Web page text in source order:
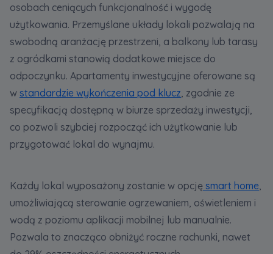
osobach ceniących funkcjonalność i wygodę
użytkowania. Przemyślane układy lokali pozwalają na
swobodną aranżację przestrzeni, a balkony lub tarasy
z ogródkami stanowią dodatkowe miejsce do
odpoczynku. Apartamenty inwestycyjne oferowane są
w standardzie wykończenia pod klucz , zgodnie ze
specyfikacją dostępną w biurze sprzedaży inwestycji,
co pozwoli szybciej rozpocząć ich użytkowanie lub
przygotować lokal do wynajmu.
Każdy lokal wyposażony zostanie w opcję smart home
umożliwiającą sterowanie ogrzewaniem, oświetleniem i
wodą z poziomu aplikacji mobilnej lub manualnie.
Pozwala to znacząco obniżyć roczne rachunki, nawet